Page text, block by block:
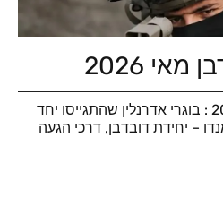
2026
סוף מסלול דובדבן מאי 2026 : בוגרי אדרנלין שהתגייסו יחד
– יחידת דובדבן, דרכי הגעה